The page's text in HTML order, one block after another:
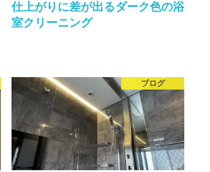
仕上がりに差が出るダーク色の浴
室クリーニング
ブログ